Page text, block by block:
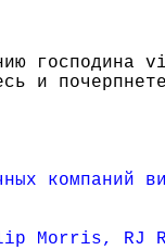
и
компаний
Morris,